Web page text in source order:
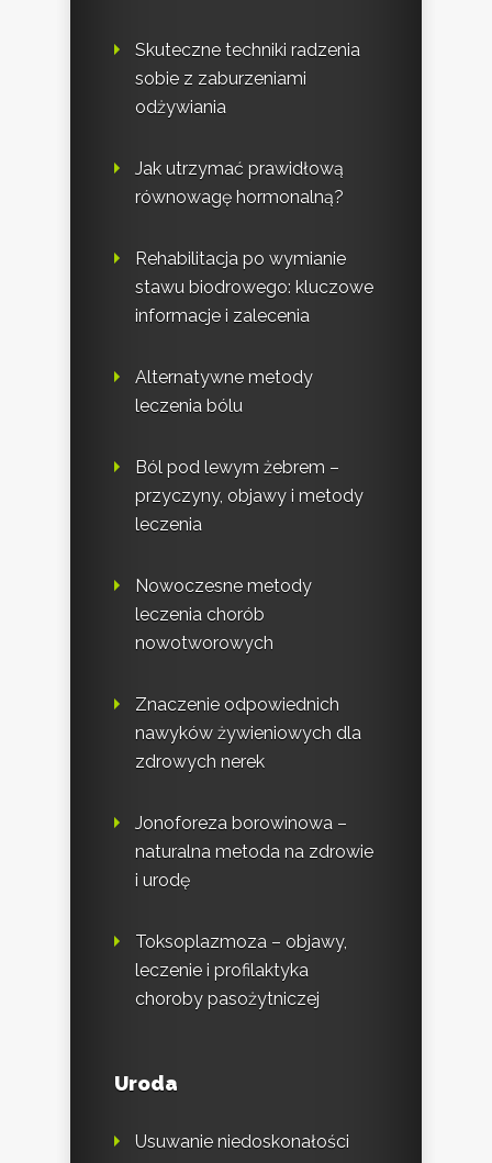
Skuteczne techniki radzenia
sobie z zaburzeniami
odżywiania
Jak utrzymać prawidłową
równowagę hormonalną?
Rehabilitacja po wymianie
stawu biodrowego: kluczowe
informacje i zalecenia
Alternatywne metody
leczenia bólu
Ból pod lewym żebrem –
przyczyny, objawy i metody
leczenia
Nowoczesne metody
leczenia chorób
nowotworowych
Znaczenie odpowiednich
nawyków żywieniowych dla
zdrowych nerek
Jonoforeza borowinowa –
naturalna metoda na zdrowie
i urodę
Toksoplazmoza – objawy,
leczenie i profilaktyka
choroby pasożytniczej
Uroda
Usuwanie niedoskonałości